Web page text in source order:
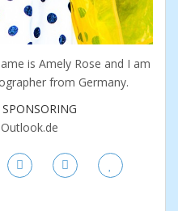
is Amely Rose and I am
from Germany.